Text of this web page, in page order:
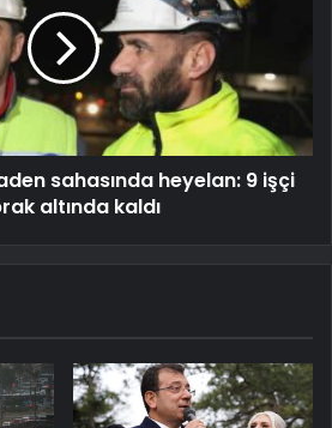
sahasında heyelan: 9 işçi
altında kaldı